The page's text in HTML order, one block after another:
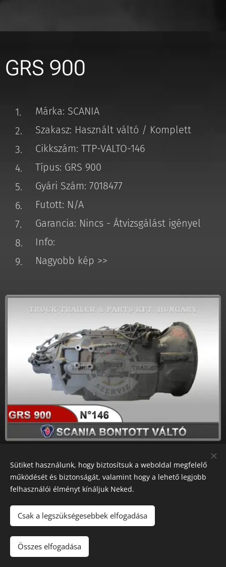
GRS 900
Márka: SCANIA
Szakasz: Használt váltó / Komplett
Cikkszám: TTP-VALTO-146
Típus: GRS 900
Gyári Szám: 7018477
Futott: N/A
Garancia: Nincs - Átvizsgálást igényel
Info:
Nagyobb kép >>
GRS 900
Sütiket használunk, hogy biztosítsuk a weboldal megfelelő
működését és biztonságát, valamint hogy a lehető legjobb
felhasználói élményt kínáljuk Neked.
Csak a legszükségesebbek elfogadása
Összes elfogadása